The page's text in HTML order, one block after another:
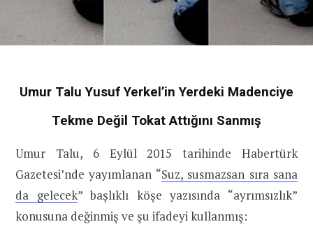
Umur Talu Yusuf Yerkel’in Yerdeki Madenciye
Tekme Değil Tokat Attığını Sanmış
Umur Talu, 6 Eylül 2015 tarihinde Habertürk
Gazetesi’nde yayımlanan “Suz, susmazsan sıra sana
da gelecek” başlıklı köşe yazısında “ayrımsızlık”
konusuna değinmiş ve şu ifadeyi kullanmış: